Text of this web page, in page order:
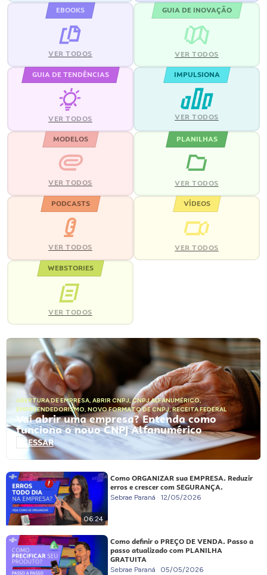
EBOOKS
VER TODOS
GUIA DE INOVAÇÃO
VER TODOS
GUIA DE TENDÊNCIAS
VER TODOS
IMPULSIONA
VER TODOS
MODELOS
VER TODOS
PLANILHAS
VER TODOS
PODCASTS
VER TODOS
VÍDEOS
VER TODOS
WEBSTORIES
VER TODOS
ABERTURA DE EMPRESA, ABRIR CNPJ,CNPJ ALFANUMÉRICO,
EMPREENDEDORISMO, NOVO FORMATO DE CNPJ,RECEITA FEDERAL
Vai abrir uma empresa? Entenda como
funciona o novo CNPJ Alfanumérico
ACESSAR
06:24
Como ORGANIZAR sua EMPRESA. Reduzir
erros e crescer com SEGURANÇA.
Sebrae Paraná 12/05/2026
Como definir o PREÇO DE VENDA. Passo a
passo atualizado com PLANILHA
GRATUITA
Sebrae Paraná 05/05/2026